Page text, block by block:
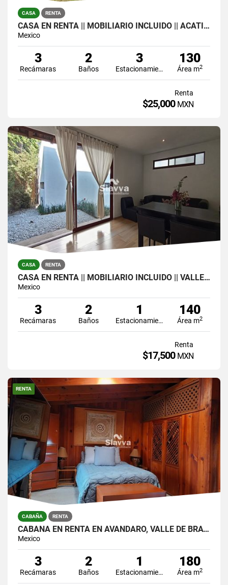
CASA RENTA
CASA EN RENTA || MOBILIARIO INCLUIDO || ACATITLÁN
Mexico
3
Recámaras
2
Baños
3
Estacionamiento
130
Área m2
Renta
$25,000 MXN
CASA RENTA
CASA EN RENTA || MOBILIARIO INCLUIDO || VALLE DE BRAVO, EDO. DE MÉXICO
Mexico
3
Recámaras
2
Baños
1
Estacionamiento
140
Área m2
Renta
$17,500 MXN
RENTA
CABAÑA RENTA
CABAÑA EN RENTA EN AVÁNDARO, VALLE DE BRAVO
Mexico
3
Recámaras
2
Baños
1
Estacionamiento
180
Área m2